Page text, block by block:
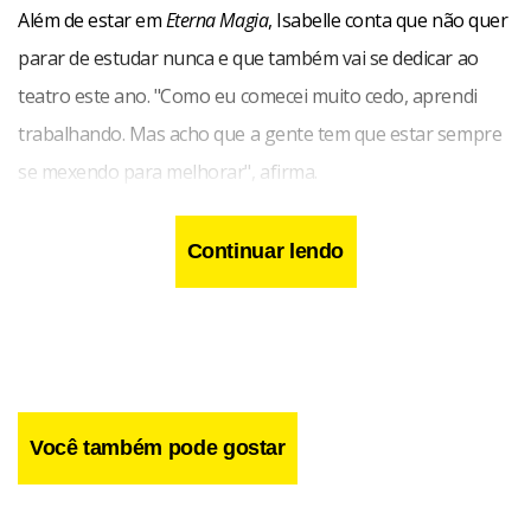
Além de estar emEterna Magia, Isabelle conta que não quer
parar de estudar nunca e que também vai se dedicar ao
teatro este ano. "Como eu comecei muito cedo, aprendi
trabalhando. Mas acho que a gente tem que estar sempre
se mexendo para melhorar", afirma.
Continuar lendo
Você também pode gostar